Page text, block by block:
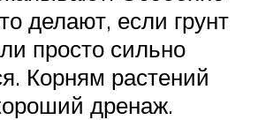
делают, если грунт
просто сильно
Корням растений
дренаж.